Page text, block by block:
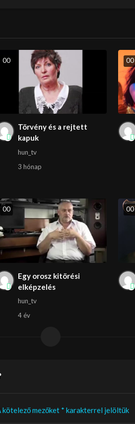
00
Törvény és a rejtett
kapuk
hun_tv
3 hónap
00
00
Egy orosz kitörési
elképzelés
hun_tv
4 év
00
kötelező mezőket * karakterrel jelöltük